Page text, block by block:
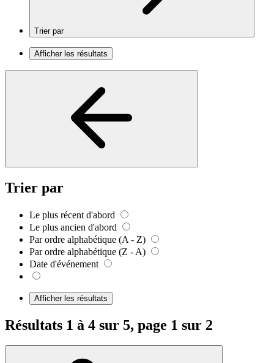
Trier par
Afficher les résultats
Trier par
Le plus récent d'abord
Le plus ancien d'abord
Par ordre alphabétique (A - Z)
Par ordre alphabétique (Z - A)
Date d'événement
Afficher les résultats
Résultats 1 à 4 sur 5, page 1 sur 2